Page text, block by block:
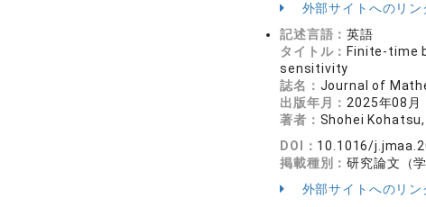
外部サイトへのリン
記述言語：英語
タイトル： Finite-time
sensitivity
誌名： Journal of
出版年月： 2025年08月
著者： Shohei
DOI： 10.1016/
掲載種別：研究論文（
外部サイトへのリン